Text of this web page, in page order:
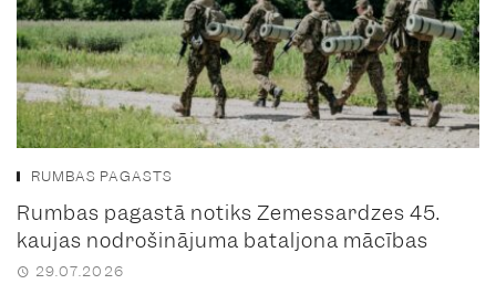
RUMBAS PAGASTS
Rumbas pagastā notiks Zemessardzes 45.
kaujas nodrošinājuma bataljona mācības
29.07.2026